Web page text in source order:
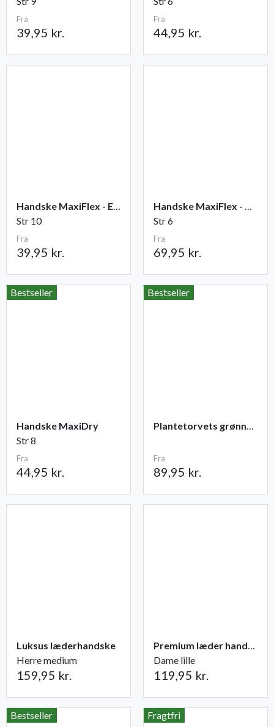
Fra
39,95 kr.
Fra
44,95 kr.
Handske MaxiFlex - Elite
Str 10
Fra
39,95 kr.
Handske MaxiFlex - Cut
Str 6
Fra
69,95 kr.
Bestseller
Handske MaxiDry
Str 8
Fra
44,95 kr.
Bestseller
Plantetorvets grønne vandingspose 75 liter
Fra
89,95 kr.
Luksus læderhandske
Herre medium
159,95 kr.
Premium læder handske Flutter
Dame lille
119,95 kr.
Bestseller Fragtfri